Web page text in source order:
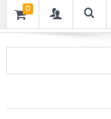
0